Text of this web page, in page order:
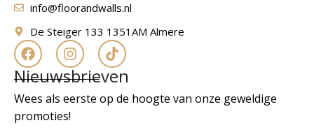
info@floorandwalls.nl
De Steiger 133 1351AM Almere
Nieuwsbrieven
Wees als eerste op de hoogte van onze geweldige
promoties!